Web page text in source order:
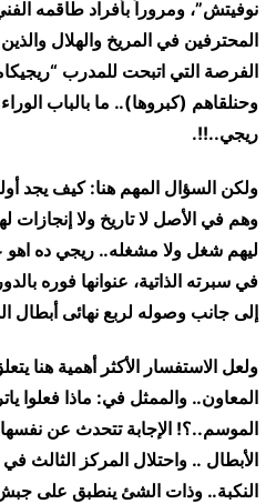
نوفيتش”، ومروراً بأفراد طاقمه
المحترفين في المريخ والهلال
الفرصة التي اتبحت للمدرب
وحنلقاهم (كبروها).. ما بالباب
ريجي..!!.
ولكن السؤال المهم هنا: كيف يجد
وهم في الأصل لا تاريخ ولا إنجازات
ليهم شغل ولا مشغله.. ريجي ده اهو
في سبرته الذاتية، عنوانها فوره
إلى جانب وصوله لربع نهائى أبطال
ولعل الاستفسار الأكثر أهمية هنا
المعاون.. والممثل في: ماذا فعلوا
الموسم..؟! الإجابة تتحدث عن
الأبطال .. واحتلال المركز الثالث
النكبة.. وذات الشئ ينطبق على جبش